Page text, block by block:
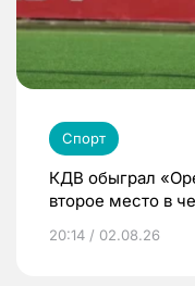
Спорт
КДВ обыграл
второе место в
20:14 / 02.08.26